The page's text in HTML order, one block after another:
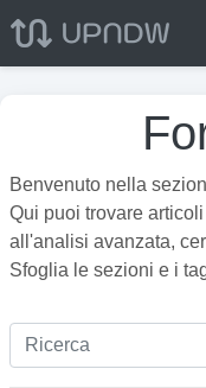
Benvenuto nella
Qui puoi trovare
all'analisi avanzata,
Sfoglia le sezioni e i